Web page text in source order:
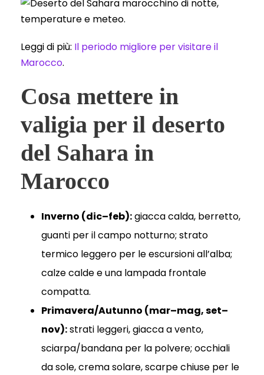
Leggi di più: Il periodo migliore per visitare il
Marocco.
Cosa mettere in
valigia per il deserto
del Sahara in
Marocco
Inverno (dic–feb):giacca calda, berretto,
guanti per il campo notturno; strato
termico leggero per le escursioni all’alba;
calze calde e una lampada frontale
compatta.
Primavera/Autunno (mar–mag, set–
nov):strati leggeri, giacca a vento,
sciarpa/bandana per la polvere; occhiali
da sole, crema solare, scarpe chiuse per le